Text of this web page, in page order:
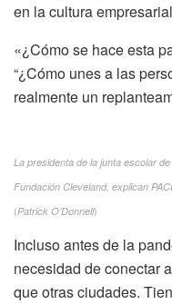
en la cultura
«¿Cómo se hace esta
“¿Cómo unes a las
realmente un
La presidenta de la junta escolar
Fundación Cleveland, explican
(Patrick O’Donnell)
Incluso antes de la
necesidad de conectar
que otras ciudades.